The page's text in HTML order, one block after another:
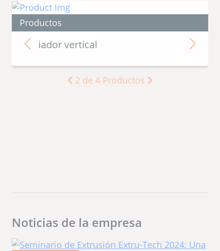
Productos
Sistemas de Cocción por Extrusión
3 de 4 Productos
Noticias de la empresa